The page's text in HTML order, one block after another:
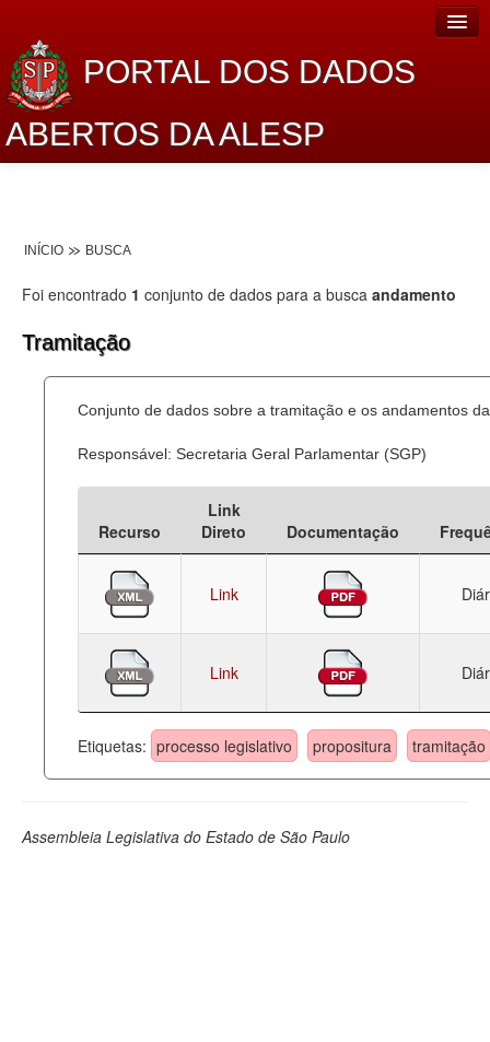
PORTAL DOS DADOS
ABERTOS DA ALESP
Lei de Acesso à Informação
Dados Governamentais Abertos
Processo Legislativo
Deputados Estaduais
Administração
Legislação
Perguntas frequentes
Contato
INÍCIO BUSCA
Foi encontrado 1 conjunto de dados para a busca andamento
Tramitação
Conjunto de dados sobre a tramitação e os andamentos
Responsável: Secretaria Geral Parlamentar (SGP)
Recurso
Link
Direto
Documentação
Link
Link
Etiquetas: processo legislativo propositura tramitação
Assembleia Legislativa do Estado de São Paulo